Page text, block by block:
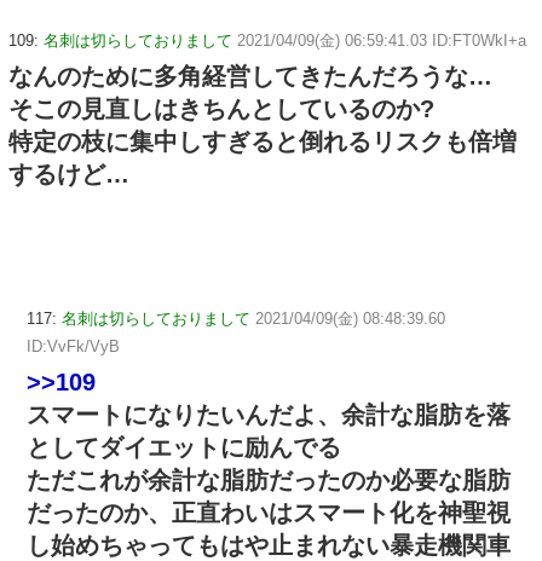
109: 名刺は切らしておりまして 2021/04/09(金) 06:59:41.03 ID:FT0WkI+a
なんのために多角経営してきたんだろうな…
そこの見直しはきちんとしているのか?
特定の枝に集中しすぎると倒れるリスクも倍増
するけど…
117: 名刺は切らしておりまして 2021/04/09(金) 08:48:39.60
ID:VvFk/VyB
>>109
スマートになりたいんだよ、余計な脂肪を落
としてダイエットに励んでる
ただこれが余計な脂肪だったのか必要な脂肪
だったのか、正直わいはスマート化を神聖視
し始めちゃってもはや止まれない暴走機関車